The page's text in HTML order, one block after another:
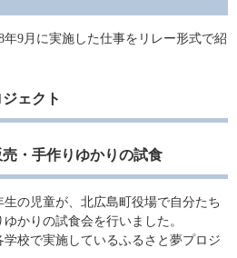
9月に実施した仕事をリレー形式で紹
ェクト
・手作りゆかりの試食
の児童が、北広島町役場で自分たち
かりの試食会を行いました。
校で実施しているふるさと夢プロジ